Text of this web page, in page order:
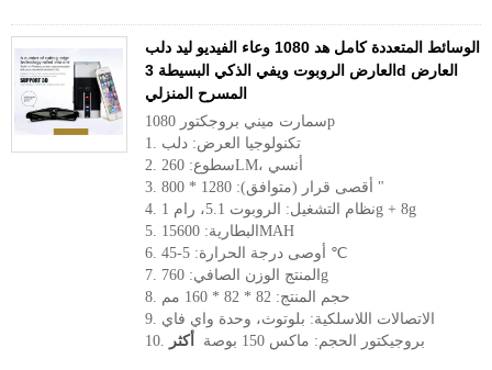
الوسائط المتعددة كامل هد 1080 وعاء الفيديو ليد دلب
العارض الروبوت ويفي الذكي البسيطة 3d العارض
المسرح المنزلي
سمارت ميني بروجكتور 1080p
1. تكنولوجيا العرض: دلب
2. سطوع: 260LM، أنسي
3. أقصى قرار (متوافق): 1280 * 800 "
4. نظام التشغيل: الروبوت 5.1، رام 1g + 8g
5. البطارية: 15600MAH
6. أوصى درجة الحرارة: 5-45 ℃
7. المنتج الوزن الصافي: 760g
8. حجم المنتج: 82 * 82 * 160 مم
9. الاتصالات اللاسلكية: بلوتوث، وحدة واي فاي
10. بروجيكتور الحجم: ماكس 150 بوصة
أكثر